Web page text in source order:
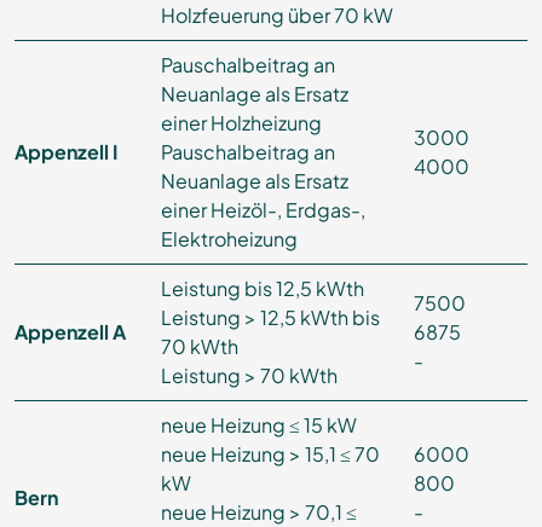
Holzfeuerung über 70 kW
Appenzell I
Pauschalbeitrag an
Neuanlage als Ersatz
einer Holzheizung
Pauschalbeitrag an
Neuanlage als Ersatz
einer Heizöl-, Erdgas-,
Elektroheizung
3000
4000
Appenzell A
Leistung bis 12,5 kWth
Leistung > 12,5 kWth bis
70 kWth
Leistung > 70 kWth
7500
6875
-
Bern
neue Heizung ≤ 15 kW
neue Heizung > 15,1 ≤ 70
kW
neue Heizung > 70,1 ≤
6000
800
-